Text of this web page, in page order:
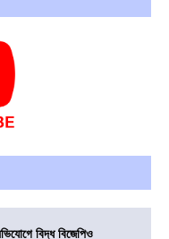
বিদ্ধ বিজেপিও